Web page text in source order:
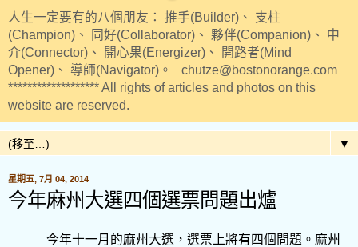
人生一定要有的八個朋友： 推手(Builder)、 支柱
(Champion)、 同好(Collaborator)、 夥伴(Companion)、 中
介(Connector)、 開心果(Energizer)、 開路者(Mind
Opener)、 導師(Navigator)。 chutze@bostonorange.com
******************* All rights of articles and photos on this
website are reserved.
▼
星期五, 7月 04, 2014
今年麻州大選四個選票問題出爐
今年十一月的麻州大選，選票上將有四個問題。麻州